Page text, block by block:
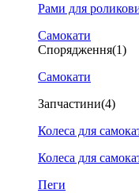
Рами для
Самокати
Спорядження(1)
Самокати
Запчастини(4)
Колеса для
Колеса для
Пеги